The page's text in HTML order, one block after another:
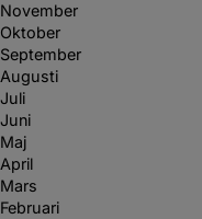
November
Oktober
September
Augusti
Juli
Juni
Maj
April
Mars
Februari